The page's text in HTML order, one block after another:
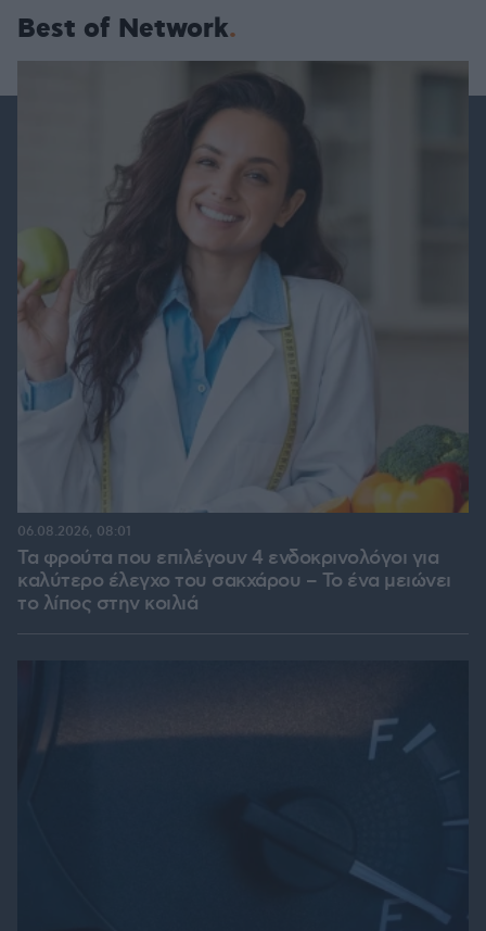
Best of Network
Τα φρούτα που επιλέγουν 4 ενδοκρινολόγοι για
καλύτερο έλεγχο του σακχάρου – Το ένα μειώνει
το λίπος στην κοιλιά
06.08.2026, 08:01